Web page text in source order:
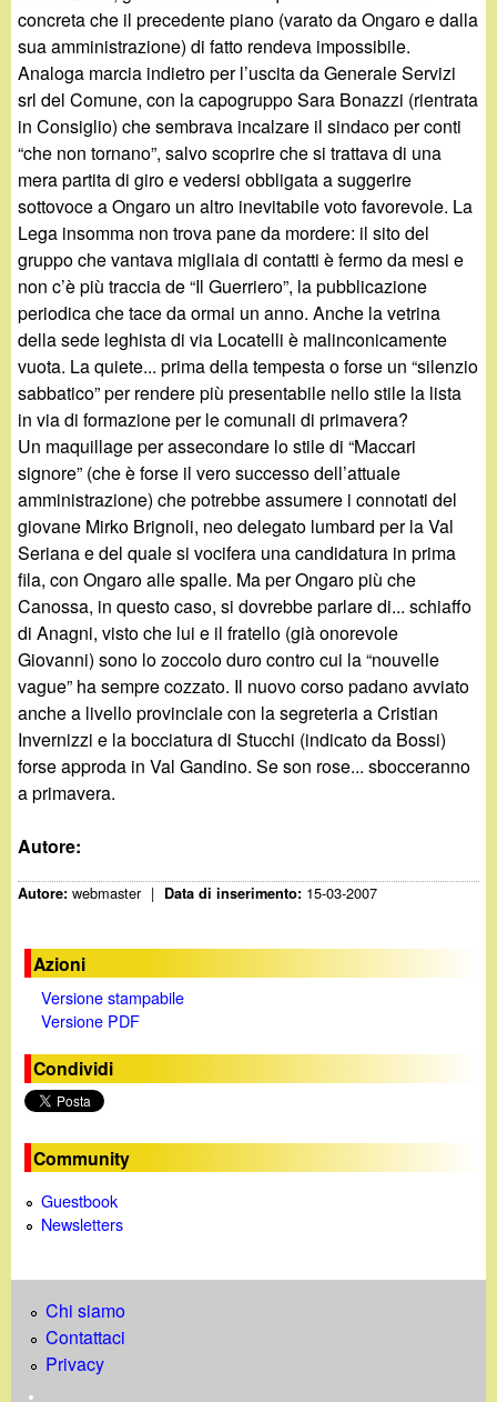
concreta che il precedente piano (varato da Ongaro e dalla
sua amministrazione) di fatto rendeva impossibile.
Analoga marcia indietro per l’uscita da Generale Servizi
srl del Comune, con la capogruppo Sara Bonazzi (rientrata
in Consiglio) che sembrava incalzare il sindaco per conti
“che non tornano”, salvo scoprire che si trattava di una
mera partita di giro e vedersi obbligata a suggerire
sottovoce a Ongaro un altro inevitabile voto favorevole. La
Lega insomma non trova pane da mordere: il sito del
gruppo che vantava migliaia di contatti è fermo da mesi e
non c’è più traccia de “Il Guerriero”, la pubblicazione
periodica che tace da ormai un anno. Anche la vetrina
della sede leghista di via Locatelli è malinconicamente
vuota. La quiete... prima della tempesta o forse un “silenzio
sabbatico” per rendere più presentabile nello stile la lista
in via di formazione per le comunali di primavera?
Un maquillage per assecondare lo stile di “Maccari
signore” (che è forse il vero successo dell’attuale
amministrazione) che potrebbe assumere i connotati del
giovane Mirko Brignoli, neo delegato lumbard per la Val
Seriana e del quale si vocifera una candidatura in prima
fila, con Ongaro alle spalle. Ma per Ongaro più che
Canossa, in questo caso, si dovrebbe parlare di... schiaffo
di Anagni, visto che lui e il fratello (già onorevole
Giovanni) sono lo zoccolo duro contro cui la “nouvelle
vague” ha sempre cozzato. Il nuovo corso padano avviato
anche a livello provinciale con la segreteria a Cristian
Invernizzi e la bocciatura di Stucchi (indicato da Bossi)
forse approda in Val Gandino. Se son rose... sbocceranno
a primavera.
Autore:
Autore:webmaster | Data di inserimento: 15-03-2007
Azioni
Versione stampabile
Versione PDF
Condividi
Community
Guestbook
Newsletters
Chi siamo
Contattaci
Privacy